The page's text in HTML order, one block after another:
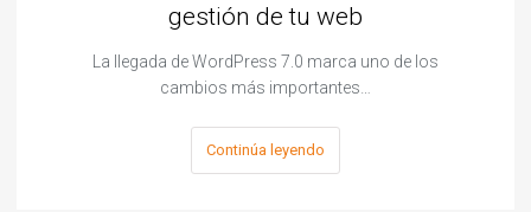
gestión de tu web
La llegada de WordPress 7.0 marca uno de los
cambios más importantes…
Continúa leyendo